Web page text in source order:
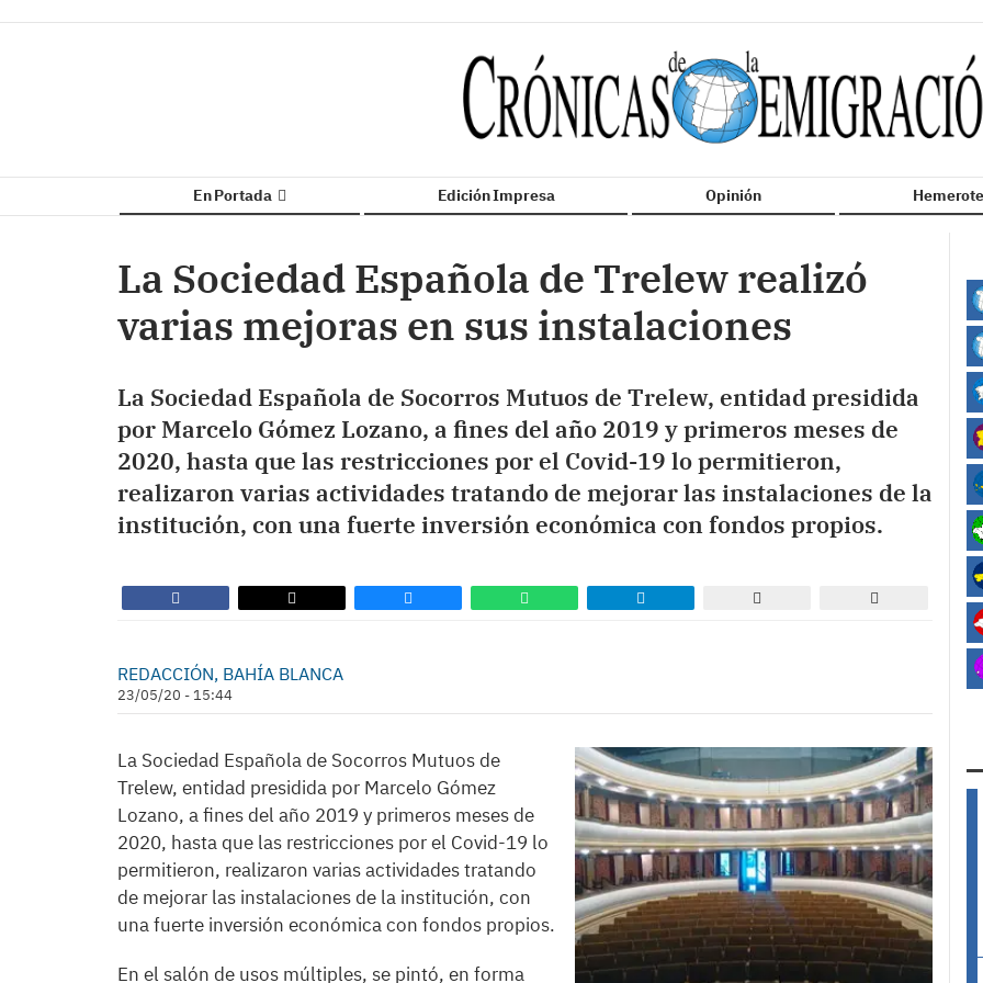
En Portada Edición Impresa Opinión
La Sociedad Española de Trelew realizó
varias mejoras en sus instalaciones
La Sociedad Española de Socorros Mutuos de Trelew, entidad presidida
por Marcelo Gómez Lozano, a fines del año 2019 y primeros meses de
2020, hasta que las restricciones por el Covid-19 lo permitieron,
realizaron varias actividades tratando de mejorar las instalaciones de la
institución, con una fuerte inversión económica con fondos propios.
REDACCIÓN, BAHÍA BLANCA
23/05/20 - 15:44
La Sociedad Española de Socorros Mutuos de
Trelew, entidad presidida por Marcelo Gómez
Lozano, a fines del año 2019 y primeros meses de
2020, hasta que las restricciones por el Covid-19 lo
permitieron, realizaron varias actividades tratando
de mejorar las instalaciones de la institución, con
una fuerte inversión económica con fondos propios.
En el salón de usos múltiples, se pintó, en forma